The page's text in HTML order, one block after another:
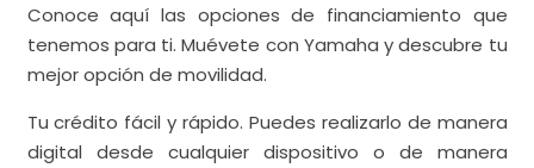
Conoce aquí las opciones de financiamiento que
tenemos para ti. Muévete con Yamaha y descubre tu
mejor opción de movilidad.
Tu crédito fácil y rápido. Puedes realizarlo de manera
digital desde cualquier dispositivo o de manera